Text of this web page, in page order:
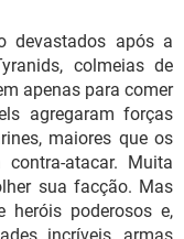
devastados após a
colmeias de
apenas para comer
agregaram forças
maiores que os
atacar. Muita
sua facção. Mas
heróis poderosos e,